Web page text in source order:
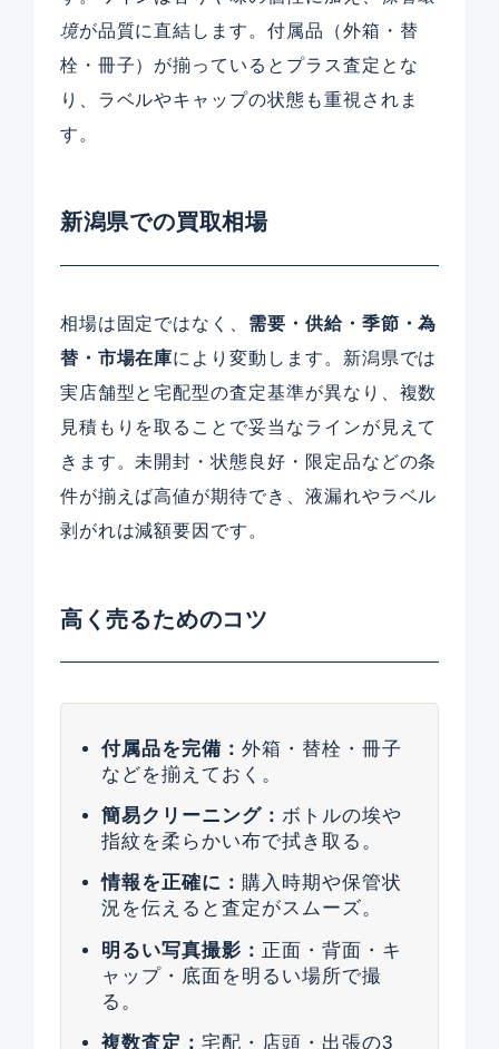
境が品質に直結します。付属品（外箱・替
栓・冊子）が揃っているとプラス査定とな
り、ラベルやキャップの状態も重視されま
す。
新潟県での買取相場
相場は固定ではなく、 需要・供給・季節・為
替・市場在庫により変動します。新潟県では
実店舗型と宅配型の査定基準が異なり、複数
見積もりを取ることで妥当なラインが見えて
きます。未開封・状態良好・限定品などの条
件が揃えば高値が期待でき、液漏れやラベル
剥がれは減額要因です。
高く売るためのコツ
付属品を完備： 外箱・替栓・冊子
などを揃えておく。
簡易クリーニング： ボトルの埃や
指紋を柔らかい布で拭き取る。
情報を正確に： 購入時期や保管状
況を伝えると査定がスムーズ。
明るい写真撮影： 正面・背面・キ
ャップ・底面を明るい場所で撮
る。
複数査定： 宅配・店頭・出張の3